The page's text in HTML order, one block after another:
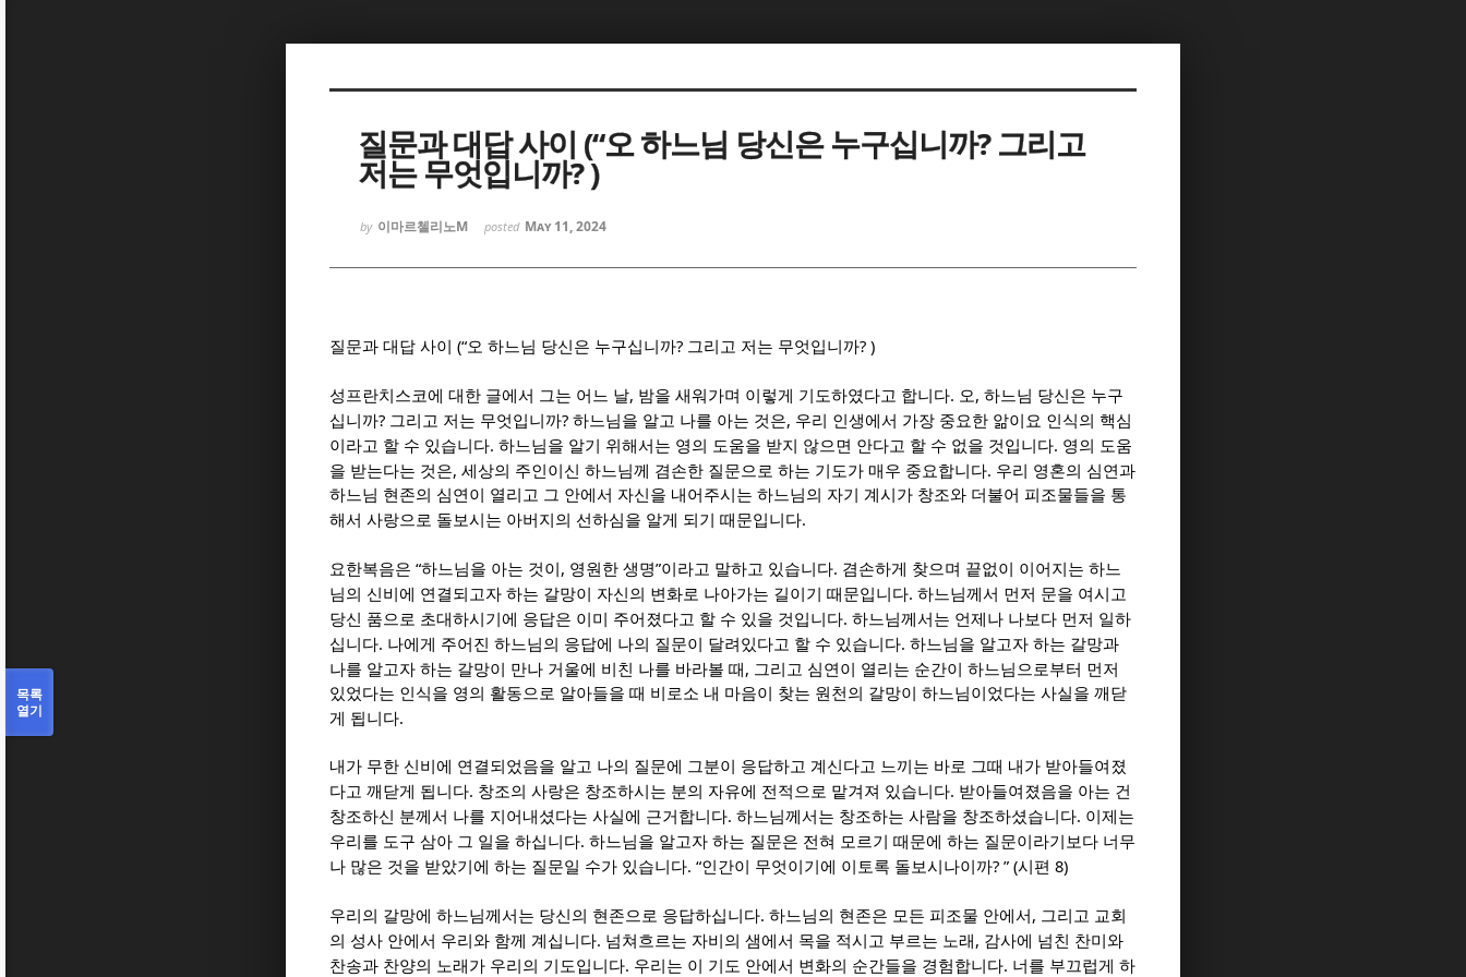
질문과 대답 사이 (“오 하느님 당신은 누구십니까? 그리고
저는 무엇입니까? )
by 이마르첼리노M posted May 11, 2024
질문과 대답 사이 (“오 하느님 당신은 누구십니까? 그리고 저는 무엇입니까? )
성프란치스코에 대한 글에서 그는 어느 날, 밤을 새워가며 이렇게 기도하였다고 합니다. 오, 하느님 당신은 누구
십니까? 그리고 저는 무엇입니까? 하느님을 알고 나를 아는 것은, 우리 인생에서 가장 중요한 앎이요 인식의 핵심
이라고 할 수 있습니다. 하느님을 알기 위해서는 영의 도움을 받지 않으면 안다고 할 수 없을 것입니다. 영의 도움
을 받는다는 것은, 세상의 주인이신 하느님께 겸손한 질문으로 하는 기도가 매우 중요합니다. 우리 영혼의 심연과
하느님 현존의 심연이 열리고 그 안에서 자신을 내어주시는 하느님의 자기 계시가 창조와 더불어 피조물들을 통
해서 사랑으로 돌보시는 아버지의 선하심을 알게 되기 때문입니다.
요한복음은 “하느님을 아는 것이 , 영원한 생명”이라고 말하고 있습니다. 겸손하게 찾으며 끝없이 이어지는 하느
님의 신비에 연결되고자 하는 갈망이 자신의 변화로 나아가는 길이기 때문입니다. 하느님께서 먼저 문을 여시고
당신 품으로 초대하시기에 응답은 이미 주어졌다고 할 수 있을 것입니다. 하느님께서는 언제나 나보다 먼저 일하
십니다. 나에게 주어진 하느님의 응답에 나의 질문이 달려있다고 할 수 있습니다. 하느님을 알고자 하는 갈망과
나를 알고자 하는 갈망이 만나 거울에 비친 나를 바라볼 때 , 그리고 심연이 열리는 순간이 하느님으로부터 먼저
있었다는 인식을 영의 활동으로 알아들을 때 비로소 내 마음이 찾는 원천의 갈망이 하느님이었다는 사실을 깨닫
게 됩니다.
내가 무한 신비에 연결되었음을 알고 나의 질문에 그분이 응답하고 계신다고 느끼는 바로 그때 내가 받아들여졌
다고 깨닫게 됩니다. 창조의 사랑은 창조하시는 분의 자유에 전적으로 맡겨져 있습니다. 받아들여졌음을 아는 건
창조하신 분께서 나를 지어내셨다는 사실에 근거합니다. 하느님께서는 창조하는 사람을 창조하셨습니다. 이제는
우리를 도구 삼아 그 일을 하십니다. 하느님을 알고자 하는 질문은 전혀 모르기 때문에 하는 질문이라기보다 너무
나 많은 것을 받았기에 하는 질문일 수가 있습니다. “인간이 무엇이기에 이토록 돌보시나이까? ” (시편 8)
우리의 갈망에 하느님께서는 당신의 현존으로 응답하십니다. 하느님의 현존은 모든 피조물 안에서 , 그리고 교회
의 성사 안에서 우리와 함께 계십니다. 넘쳐흐르는 자비의 샘에서 목을 적시고 부르는 노래 , 감사에 넘친 찬미와
찬송과 찬양의 노래가 우리의 기도입니다. 우리는 이 기도 안에서 변화의 순간들을 경험합니다. 너를 부끄럽게 하
목록
열기
Sketchbook5, 스케치북5
Sketchbook5, 스케치북5
Sketchbook5, 스케치북5
Sketchbook5, 스케치북5